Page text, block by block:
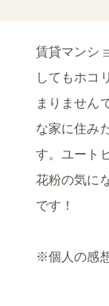
賃貸マンシ
してもホコ
まりません
な家に住み
す。ユート
花粉の気に
です！
※個人の感